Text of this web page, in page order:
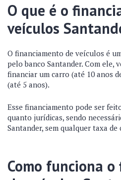
O que é o
veículos
O financiamento de veículos é
pelo banco Santander. Com ele,
financiar um carro (até 10 anos
(até 5 anos).
Esse financiamento pode ser
quanto jurídicas, sendo
Santander, sem qualquer taxa de
Como funciona